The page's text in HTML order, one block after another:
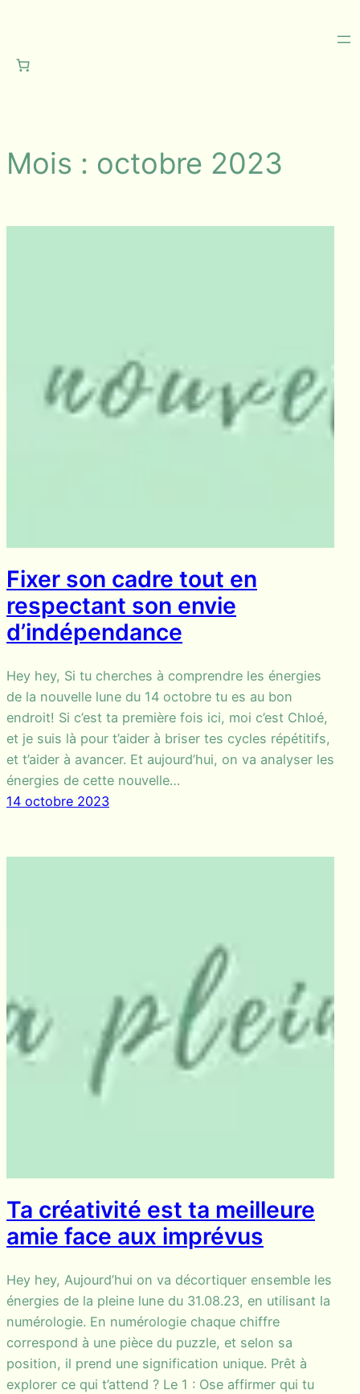
contenu
Mois : octobre 2023
Fixer son cadre tout en
respectant son envie
d’indépendance
Hey hey, Si tu cherches à comprendre les énergies
de la nouvelle lune du 14 octobre tu es au bon
endroit! Si c’est ta première fois ici, moi c’est Chloé,
et je suis là pour t’aider à briser tes cycles répétitifs,
et t’aider à avancer. Et aujourd’hui, on va analyser les
énergies de cette nouvelle…
14 octobre 2023
Ta créativité est ta meilleure
amie face aux imprévus
Hey hey, Aujourd’hui on va décortiquer ensemble les
énergies de la pleine lune du 31.08.23, en utilisant la
numérologie. En numérologie chaque chiffre
correspond à une pièce du puzzle, et selon sa
position, il prend une signification unique. Prêt à
explorer ce qui t’attend ? Le 1 : Ose affirmer qui tu